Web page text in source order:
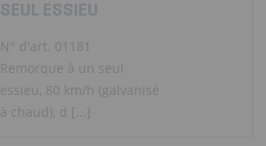
SEUL ESSIEU
N° d'art. 01181
Remorque à un seul
essieu, 80 km/h (galvanisé
à chaud), d [...]